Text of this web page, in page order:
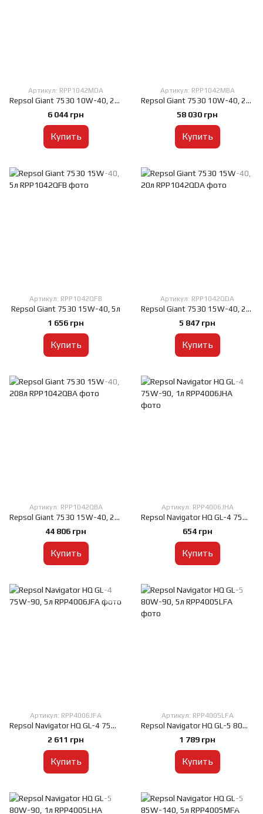
Артикул: RPP1042MDA
Repsol Giant 7530 10W-40, 20л
6 044 грн
Купить
Артикул: RPP1042MBA
Repsol Giant 7530 10W-40, 208л
58 030 грн
Купить
Артикул: RPP1042QFB
Repsol Giant 7530 15W-40, 5л
1 656 грн
Купить
Артикул: RPP1042QDA
Repsol Giant 7530 15W-40, 20л
5 847 грн
Купить
Артикул: RPP1042QBA
Repsol Giant 7530 15W-40, 208л
44 806 грн
Купить
Артикул: RPP4006JHA
Repsol Navigator HQ GL-4 75W-90, 1л
654 грн
Купить
Артикул: RPP4006JFA
Repsol Navigator HQ GL-4 75W-90, 5л
2 611 грн
Купить
Артикул: RPP4005LFA
Repsol Navigator HQ GL-5 80W-90, 5л
1 789 грн
Купить